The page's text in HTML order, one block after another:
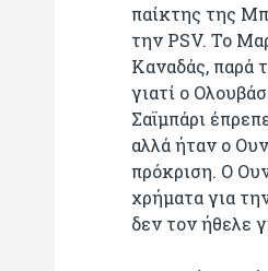
παίκτης της
την PSV. To
Καναδάς, παρά
γιατί ο
Σαϊμπάρι
αλλά ήταν ο
πρόκριση. Ο
χρήματα για
δεν τον ήθελε